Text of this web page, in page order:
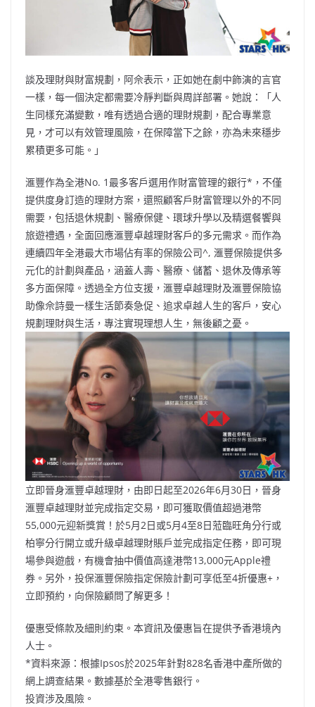
談及理財與財富規劃，阿佘表示，正如她在劇中飾演的言官
一樣，每一個決定都需要冷靜判斷與周詳部署。她說：「人
生同樣充滿變數，唯有透過合適的理財規劃，配合專業意
見，才可以有效管理風險，在保障當下之餘，亦為未來穩步
累積更多可能。」
滙豐作為全港No. 1最多客戶選用作財富管理的銀行*，不僅
提供度身訂造的理財方案，還照顧客戶財富管理以外的不同
需要，包括退休規劃、醫療保健、環球升學以及精選餐饗與
旅遊禮遇，全面回應滙豐卓越理財客戶的多元需求。而作為
連續四年全港最大市場佔有率的保險公司^, 滙豐保險提供多
元化的計劃與產品，涵蓋人壽、醫療、儲蓄、退休及傳承等
多方面保障。透過全方位支援，滙豐卓越理財及滙豐保險協
助像佘詩曼一樣生活節奏急促、追求卓越人生的客戶，安心
規劃理財與生活，專注實現理想人生，無後顧之憂。
立即晉身滙豐卓越理財，由即日起至2026年6月30日，晉身
滙豐卓越理財並完成指定交易，即可獲取價值超過港幣
55,000元迎新獎賞！於5月2日或5月4至8日蒞臨旺角分行或
柏寧分行開立或升級卓越理財賬戶並完成指定任務，即可現
場參與遊戲，有機會抽中價值高達港幣13,000元Apple禮
券。另外，投保滙豐保險指定保險計劃可享低至4折優惠+，
立即預約，向保險顧問了解更多！
優惠受條款及細則約束。本資訊及優惠旨在提供予香港境內
人士。
*資料來源：根據Ipsos於2025年針對828名香港中產所做的
網上調查結果。數據基於全港零售銀行。
投資涉及風險。